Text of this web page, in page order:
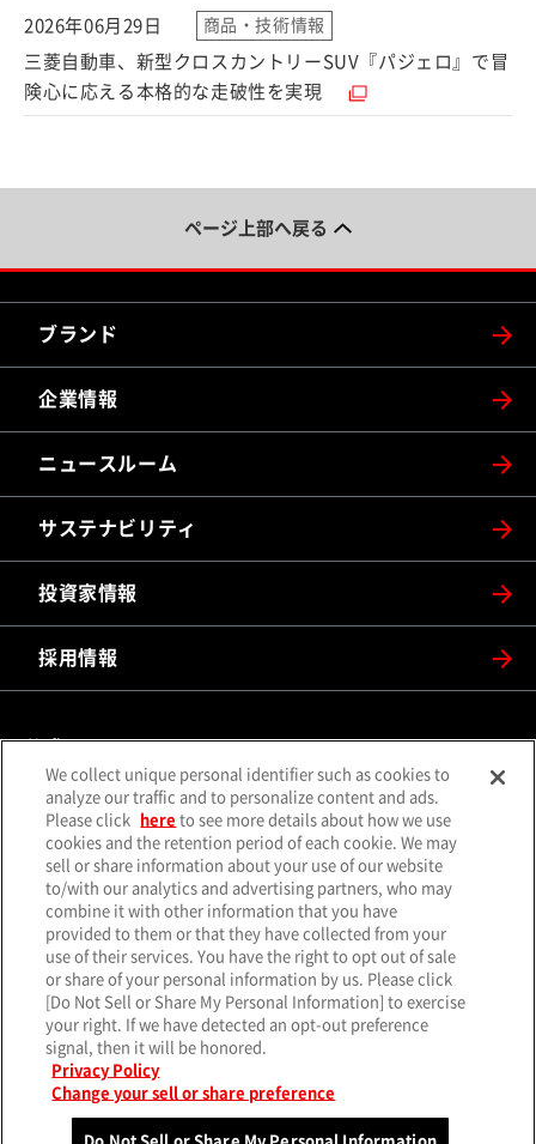
2026年06月29日 商品・技術情報
三菱自動車、新型クロスカントリーSUV『パジェロ』で冒
険心に応える本格的な走破性を実現 （別ウィンドウで開く）
ページ上部へ戻る
ブランド
企業情報
ニュースルーム
サステナビリティ
投資家情報
採用情報
公式SNS
X（旧Twitter） （別ウィンドウで開く）
Facebook（別ウィンドウで開
Instagram （別ウィンドウで開く）YouTube （別ウィンドウで開
LINE（別ウィンドウで開く） メールマガジン（別ウィンド
ソーシャルメディア一覧
サイトマップ個人情報保護方針クッキーポリシー
特定個人情報基本方針 サイトのご利用について
© MITSUBISHI MOTORS CORPORATION.
All rights reserved.
We collect unique personal identifier such as cookies to
analyze our traffic and to personalize content and ads.
Please click
here to see more details about how we use
cookies and the retention period of each cookie. We may
sell or share information about your use of our website
to/with our analytics and advertising partners, who may
combine it with other information that you have
provided to them or that they have collected from your
use of their services. You have the right to opt out of sale
or share of your personal information by us. Please click
[Do Not Sell or Share My Personal Information] to exercise
your right. If we have detected an opt-out preference
signal, then it will be honored.
Privacy Policy
Change your sell or share preference